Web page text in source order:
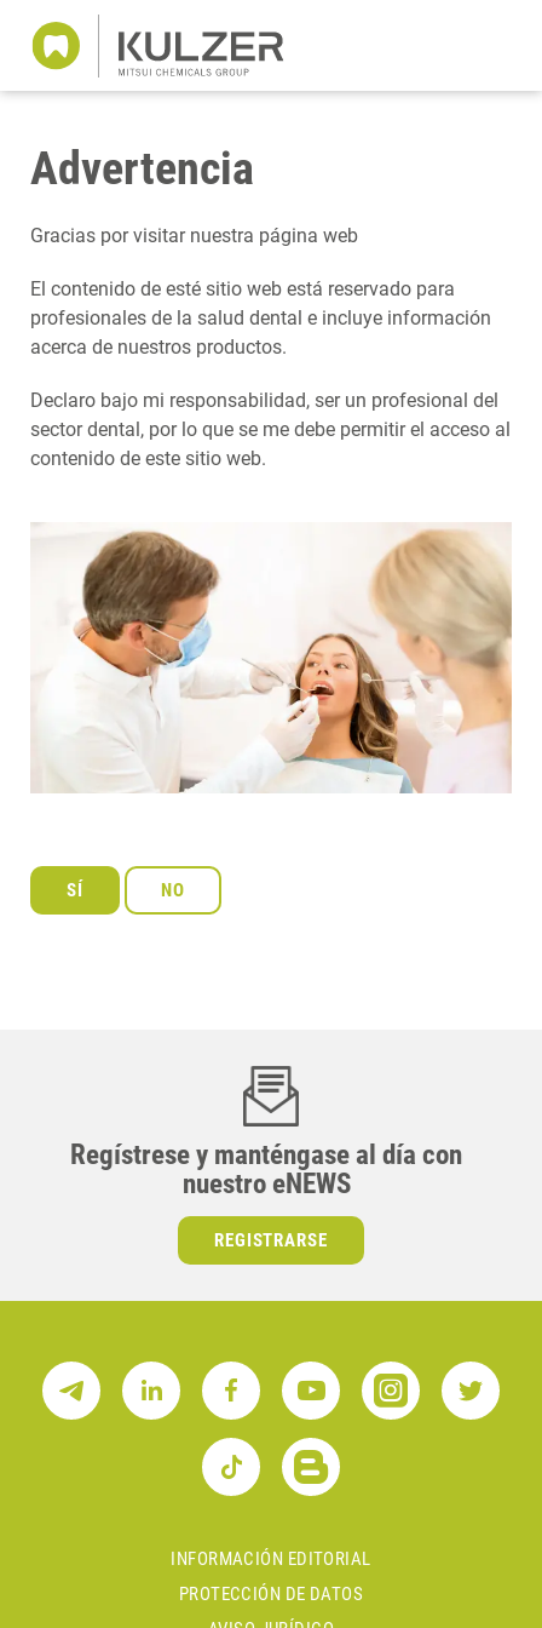
Advertencia
Gracias por visitar nuestra página web
El contenido de esté sitio web está reservado para
profesionales de la salud dental e incluye información
acerca de nuestros productos.
Declaro bajo mi responsabilidad, ser un profesional del
sector dental, por lo que se me debe permitir el acceso al
contenido de este sitio web.
Regístrese y manténgase al día con
nuestro eNEWS
REGISTRARSE
INFORMACIÓN EDITORIAL
PROTECCIÓN DE DATOS